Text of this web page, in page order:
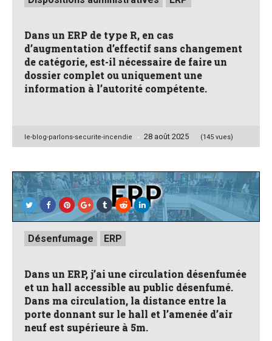
in
Dans un ERP de type R, en cas
d’augmentation d’effectif sans changement
de catégorie, est-il nécessaire de faire un
dossier complet ou uniquement une
information à l’autorité compétente.
Posted
le-blog-parlons-securite-incendie 28 août 2025 (145 vues)
Posted
inDésenfumage ERP
Dans un ERP, j’ai une circulation désenfumée
et un hall accessible au public désenfumé.
Dans ma circulation, la distance entre la
porte donnant sur le hall et l’amenée d’air
neuf est supérieure à 5m.